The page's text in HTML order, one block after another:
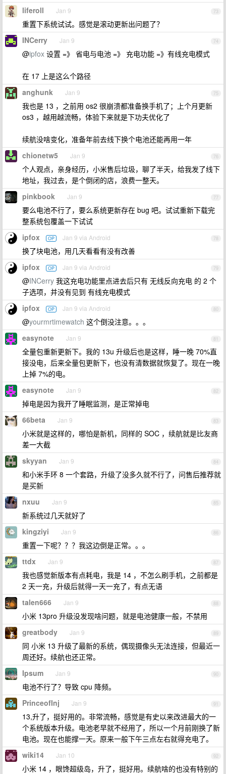
73
liferoll Jan 9
重置下系统试试。感觉是滚动更新出问题了？
74
INCerry Jan 9
@ipfox 设置 =》 省电与电池 =》 充电功能 =》有线充电模式
在 17 上是这么个路径
75
anghunk Jan 9
我也是 13 ，之前用 os2 很崩溃都准备换手机了；上个月更新
os3 ，越用越流畅，体验下来就是下功夫优化了
续航没啥变化，准备年前去线下换个电池还能再用一年
76
chionetw5 Jan 9
个人观点，亲身经历，小米售后垃圾，聊了半天，给我发了线下
地址，我过去，是个倒闭的店，浪费一整天。
77
pinkbook Jan 9
要么电池不行了，要么系统更新存在 bug 吧。试试重新下载完
整系统包覆盖一下试试
78
ipfox OP Jan 9 via Android
换了块电池，用几天看看有没有改善
79
ipfox OP Jan 9 via Android
@INCerry 我这充电功能里点进去后只有 无线反向充电 的 2 个
子选项，并没有见到 有线充电模式
80
ipfox OP Jan 9 via Android
@yourmrtimewatch 这个倒没注意。。。
81
easynote Jan 9
全量包重新更新下。我的 13u 升级后也是这样，睡一晚 70%直
接没电，后来全量包更新下，也没有清数据就恢复了。现在一晚
上掉 7%的电。
82
easynote Jan 9
掉电是因为我开了睡眠监测，是正常掉电
83
66beta Jan 9
小米就是这样的，哪怕是新机，同样的 SOC ，续航就是比友商
差一大截
84
skyyan Jan 9
和小米手环 8 一个套路，升级了没多久就不行了，问售后推荐就
是买新
85
nxuu Jan 9
新系统过几天就好了
86
kingziyi Jan 9
重置一下呢？？？我这边倒是正常。。。
87
ttdx Jan 9
我也感觉新版本有点耗电，我是 14 ，不怎么刷手机，之前都是
2 天一充，升级后就得一天一充了，有点无语
88
talen666 Jan 9
小米 13pro 升级没发现啥问题，就是电池健康一般，不禁用
89
greatbody Jan 9
同 小米 13 升级了最新的系统，偶现摄像头无法连接，但最近一
周还好。续航也还正常。
90
Ipsum Jan 9
电池不行了？导致 cpu 降频。
91
PrinceofInj Jan 9
13,升了，挺好用的。非常流畅，感觉是有史以来改进最大的一
个系统版本升级。电池老早就不经用了，所以一个月前刚换了新
电池。现在也能撑一天。原来一般下午三点左右就得充电了。
92
wiki14 Jan 10
小米 14 ，眼馋超级岛，升了，挺好用。续航啥的也没有特别的